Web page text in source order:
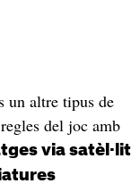
un altre tipus de
del joc amb
via satèl·lit